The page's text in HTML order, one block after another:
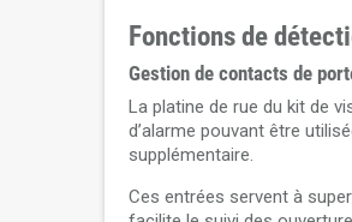
Fonctions de
Gestion de contacts de
La platine de rue du kit de
d’alarme pouvant être
supplémentaire.
Ces entrées servent à